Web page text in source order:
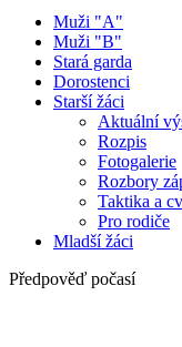
Muži "A"
Muži "B"
Stará garda
Dorostenci
Starší žáci
Aktuální
Rozpis
Fotogalerie
Rozbory
Taktika a
Pro rodiče
Mladší žáci
Předpověď počasí